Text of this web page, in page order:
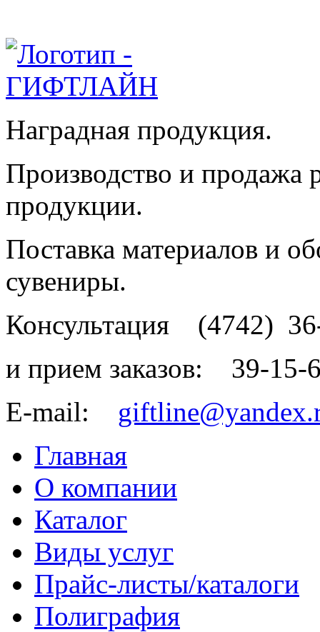
Наградная продукция.
Производство и продажа
продукции.
Поставка материалов и
сувениры.
Консультация (4742)
и прием заказов: 39-15-
E-mail:
Главная
О компании
Каталог
Виды услуг
Прайс-листы/каталоги
Полиграфия